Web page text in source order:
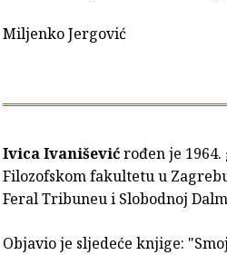
Miljenko Jergović
Ivica Ivaniševićrođen je
Filozofskom fakultetu u
Feral Tribuneu i Slobodnoj
Objavio je sljedeće knjige: